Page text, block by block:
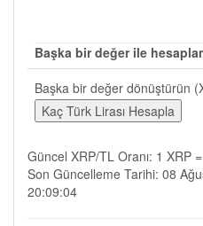
Başka bir değer ile
Başka bir değer dönüştürün
Güncel XRP/TL Oranı: 1 XRP
Son Güncelleme Tarihi: 08
20:09:04